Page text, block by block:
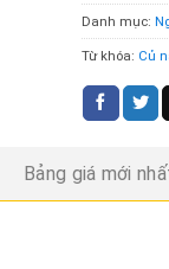
Danh mục:
Từ khóa: Củ
Bảng giá mới